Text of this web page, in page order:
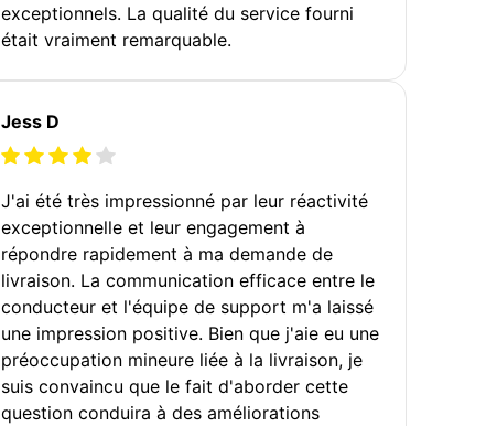
exceptionnels. La qualité du service fourni
était vraiment remarquable.
Jess D
J'ai été très impressionné par leur réactivité
exceptionnelle et leur engagement à
répondre rapidement à ma demande de
livraison. La communication efficace entre le
conducteur et l'équipe de support m'a laissé
une impression positive. Bien que j'aie eu une
préoccupation mineure liée à la livraison, je
suis convaincu que le fait d'aborder cette
question conduira à des améliorations